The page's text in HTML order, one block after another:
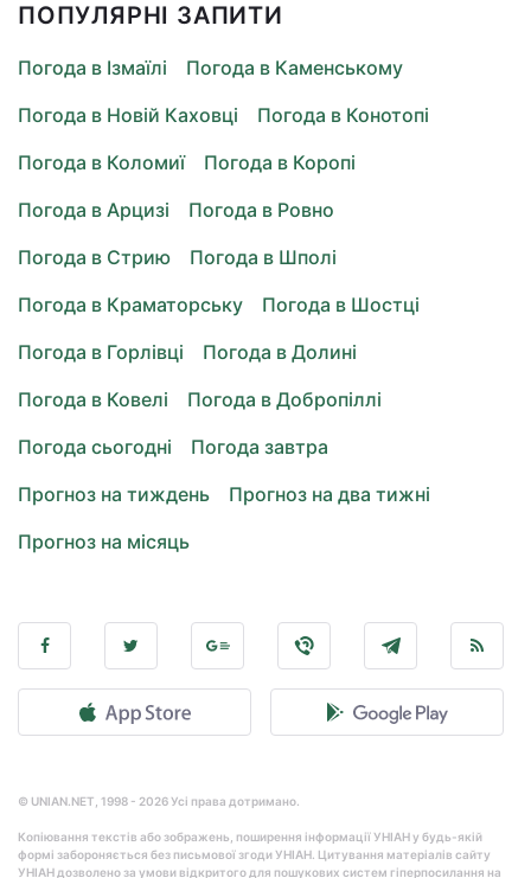
ПОПУЛЯРНІ ЗАПИТИ
Погода в Ізмаїлі
Погода в Каменському
Погода в Новій Каховці
Погода в Конотопі
Погода в Коломиї
Погода в Коропі
Погода в Арцизі
Погода в Ровно
Погода в Стрию
Погода в Шполі
Погода в Краматорську
Погода в Шостці
Погода в Горлівці
Погода в Долині
Погода в Ковелі
Погода в Добропіллі
Погода сьогодні
Погода завтра
Прогноз на тиждень
Прогноз на два тижні
Прогноз на місяць
© UNIAN.NET, 1998 - 2026 Усі права дотримано.
Копіювання текстів або зображень, поширення інформації УНІАН у будь-якій
формі забороняється без письмової згоди УНІАН. Цитування матеріалів сайту
УНІАН дозволено за умови відкритого для пошукових систем гіперпосилання на